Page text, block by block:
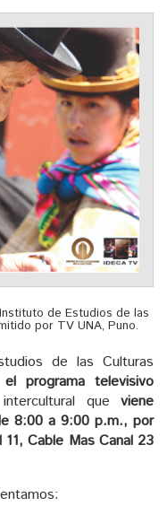
de Estudios de las
por TV UNA, Puno.
de las Culturas
el programa televisivo
que viene
8:00 a 9:00 p.m., por
Cable Mas Canal 23